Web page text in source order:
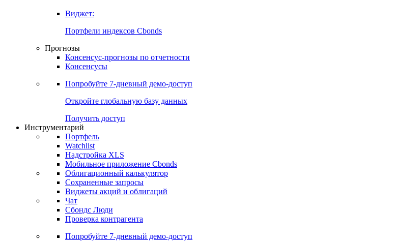
Виджет:
Портфели индексов Cbonds
Прогнозы
Консенсус-прогнозы по отчетности
Консенсусы
Попробуйте 7-дневный демо-доступ
Откройте глобальную базу данных
Получить доступ
Инструментарий
Портфель
Watchlist
Надстройка XLS
Мобильное приложение Cbonds
Облигационный калькулятор
Сохраненные запросы
Виджеты акций и облигаций
Чат
Сбондс Люди
Проверка контрагента
Попробуйте 7-дневный демо-доступ